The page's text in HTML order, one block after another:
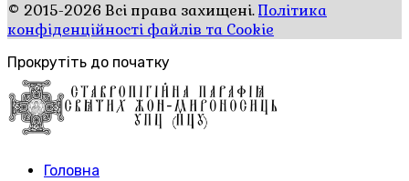
© 2015-2026 Всі права захищені.Політика
конфіденційності файлів та Cookie
Прокрутіть до початку
Головна